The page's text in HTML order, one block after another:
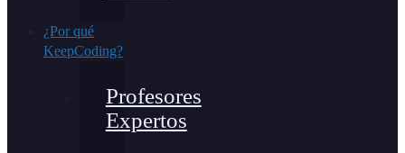
¿Por qué
KeepCoding?
Profesores
Expertos